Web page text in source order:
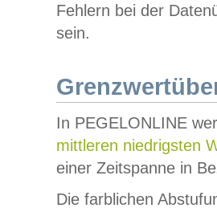
Fehlern bei der
sein.
In PEGELONLINE
mittleren niedrigsten
einer Zeitspanne in
Die farblichen